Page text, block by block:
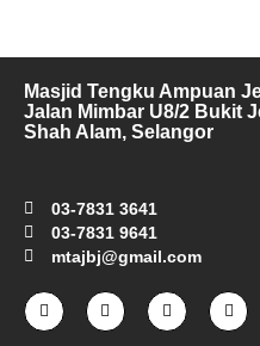
Masjid Tengku Ampuan
Jalan Mimbar U8/2 Bukit
Shah Alam, Selangor
03-7831 3641
03-7831 9641
mtajbj@gmail.com
F
a
c
I
n
s
T
w
i
Y
o
u